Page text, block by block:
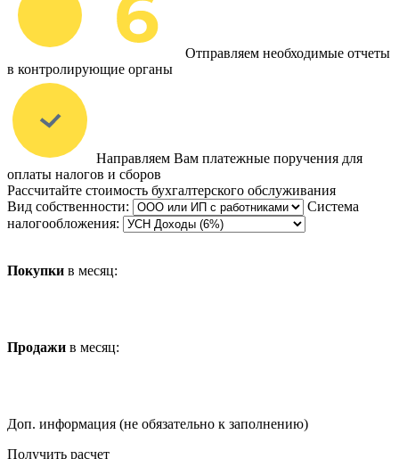
Отправляем необходимые отчеты
в контролирующие органы
Направляем Вам платежные поручения для
оплаты налогов и сборов
Рассчитайте стоимость бухгалтерского обслуживания
Вид собственности:
Система
налогообложения:
Покупки в месяц:
Продажи в месяц:
Доп. информация (не обязательно к заполнению)
Получить расчет